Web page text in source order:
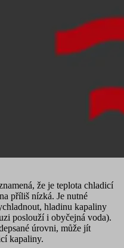
že je teplota chladicí
příliš nízká. Je nutné
hladinu kapaliny
poslouží i obyčejná voda).
úrovni, může jít
kapaliny.